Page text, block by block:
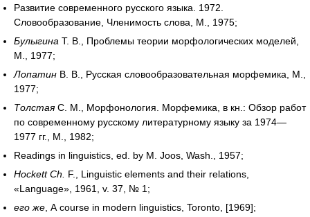
Развитие современного русского языка. 1972.
Словообразование, Членимость слова, М., 1975;
Булыгина Т. В., Проблемы теории морфологических моделей,
М., 1977;
Лопатин В. В., Русская словообразовательная морфемика, М.,
1977;
ТолстаяС. М., Морфонология. Морфемика, в кн.: Обзор работ
по современному русскому литературному языку за 1974—
1977 гг., М., 1982;
Readings in linguistics, ed. by M. Joos, Wash., 1957;
Hockett Ch. F., Linguistic elements and their relations,
«Language», 1961, v. 37, № 1;
его же A course in modern linguistics, Toronto, [1969];